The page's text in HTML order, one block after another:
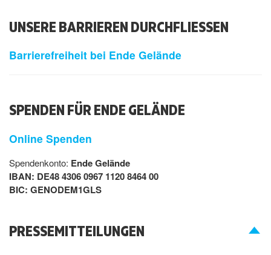
UNSERE BARRIEREN DURCHFLIESSEN
Barrierefreiheit bei Ende Gelände
SPENDEN FÜR ENDE GELÄNDE
Online Spenden
Spendenkonto: Ende Gelände
IBAN: DE48 4306 0967 1120 8464 00
BIC: GENODEM1GLS
PRESSEMITTEILUNGEN